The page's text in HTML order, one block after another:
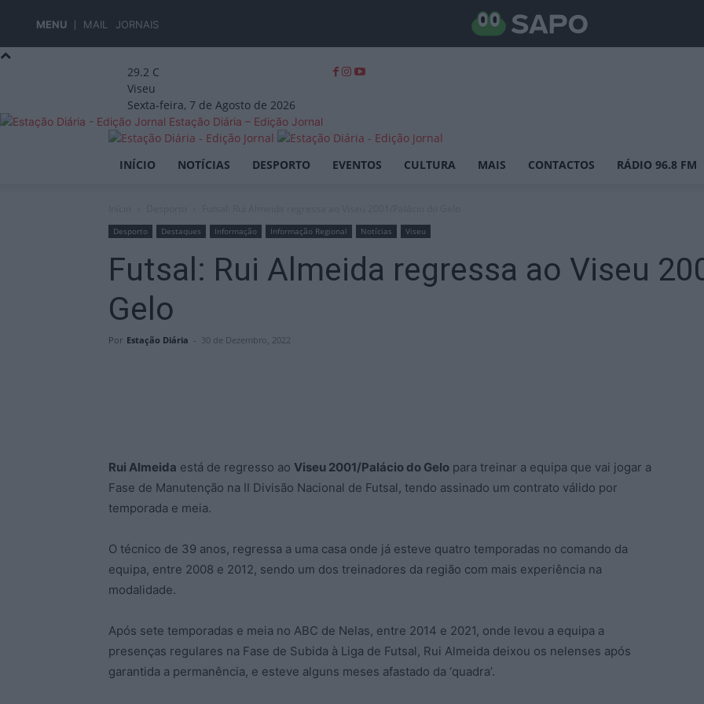
MENU MAIL JORNAIS
29.2 C
Viseu
Sexta-feira, 7 de Agosto de 2026
Estação Diária – Edição Jornal
INÍCIO NOTÍCIAS DESPORTO EVENTOS CULTURA MAIS CONTACTOS RÁDIO 96.8 FM
Desporto Destaques Informação Informação Regional Notícias Viseu
Futsal: Rui Almeida regressa ao Viseu
Gelo
Por Estação Diária - 30 de Dezembro, 2022
Rui Almeida está de regresso ao Viseu 2001/Palácio do Gelo para treinar a equipa que vai jogar a
Fase de Manutenção na II Divisão Nacional de Futsal, tendo assinado um contrato válido por
temporada e meia.
O técnico de 39 anos, regressa a uma casa onde já esteve quatro temporadas no comando da
equipa, entre 2008 e 2012, sendo um dos treinadores da região com mais experiência na
modalidade.
Após sete temporadas e meia no ABC de Nelas, entre 2014 e 2021, onde levou a equipa a
presenças regulares na Fase de Subida à Liga de Futsal, Rui Almeida deixou os nelenses após
garantida a permanência, e esteve alguns meses afastado da ‘quadra’.